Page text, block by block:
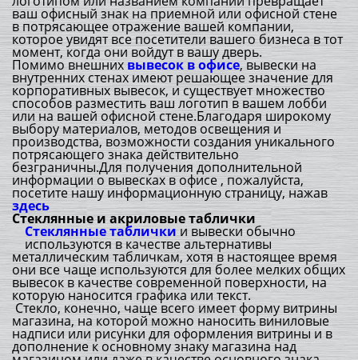
ваш офисный знак на приемной или офисной стене
в потрясающее отражение вашей компании,
которое увидят все посетители вашего бизнеса в тот
момент, когда они войдут в вашу дверь.
Помимо внешнихвывесок в офисе, вывески на
внутренних стенах имеют решающее значение для
корпоративных вывесок, и существует множество
способов разместить ваш логотип в вашем лобби
или на вашей офисной стене.Благодаря широкому
выбору материалов, методов освещения и
производства, возможности создания уникального
потрясающего знака действительно
безграничны.Для получения дополнительной
информации о вывесках в офисе , пожалуйста,
посетите нашу информационную страницу, нажав
здесь
Стеклянные и акриловые таблички
Стеклянные таблички и вывески обычно
используются в качестве альтернативы
металлическим табличкам, хотя в настоящее время
они все чаще используются для более мелких общих
вывесок в качестве современной поверхности, на
которую наносится графика или текст.
Стекло, конечно, чаще всего имеет форму витрины
магазина, на которой можно наносить виниловые
надписи или рисунки для оформления витрины и в
дополнение к основному знаку магазина над